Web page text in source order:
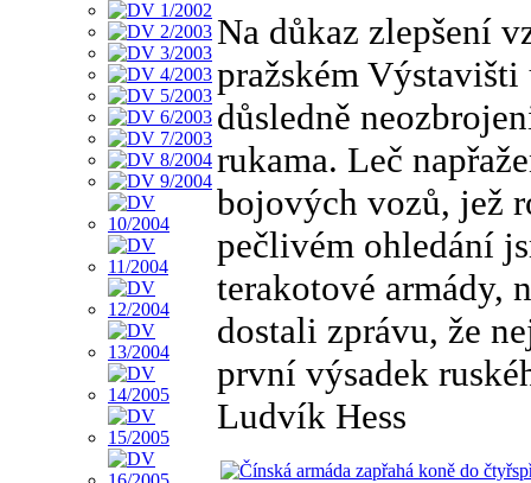
Na důkaz zlepšení
pražském
důsledně
rukama. Leč
bojových vozů, jež
pečlivém ohledání
terakotové armády,
dostali zprávu, že
první výsadek
Ludvík Hess